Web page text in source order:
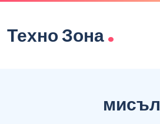
Техно Зона.
мисъл